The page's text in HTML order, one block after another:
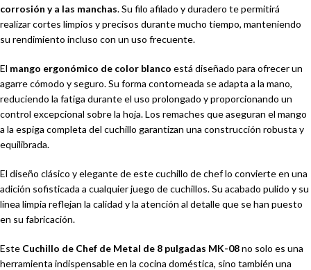
corrosión y a las manchas. Su filo afilado y duradero te permitirá
realizar cortes limpios y precisos durante mucho tiempo, manteniendo
su rendimiento incluso con un uso frecuente.
El mango ergonómico de color blanco está diseñado para ofrecer un
agarre cómodo y seguro. Su forma contorneada se adapta a la mano,
reduciendo la fatiga durante el uso prolongado y proporcionando un
control excepcional sobre la hoja. Los remaches que aseguran el mango
a la espiga completa del cuchillo garantizan una construcción robusta y
equilibrada.
El diseño clásico y elegante de este cuchillo de chef lo convierte en una
adición sofisticada a cualquier juego de cuchillos. Su acabado pulido y su
línea limpia reflejan la calidad y la atención al detalle que se han puesto
en su fabricación.
Este Cuchillo de Chef de Metal de 8 pulgadas MK-08no solo es una
herramienta indispensable en la cocina doméstica, sino también una